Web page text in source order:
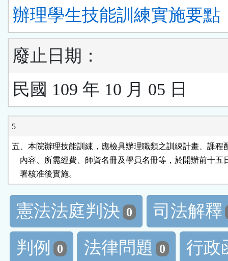
辦理學生技能訓練實施要點
廢止日期：
民國 109 年 10 月 05 日
5
五、本院辦理技能訓綀，應檢具辦理職類之訓綀計畫、課程
內容、所需經費、師資名冊及學員名冊等，於開辦前十五
    署核准後實施。
憲法法庭判決 0
司法解釋
判例
0 法律問題 0
行政